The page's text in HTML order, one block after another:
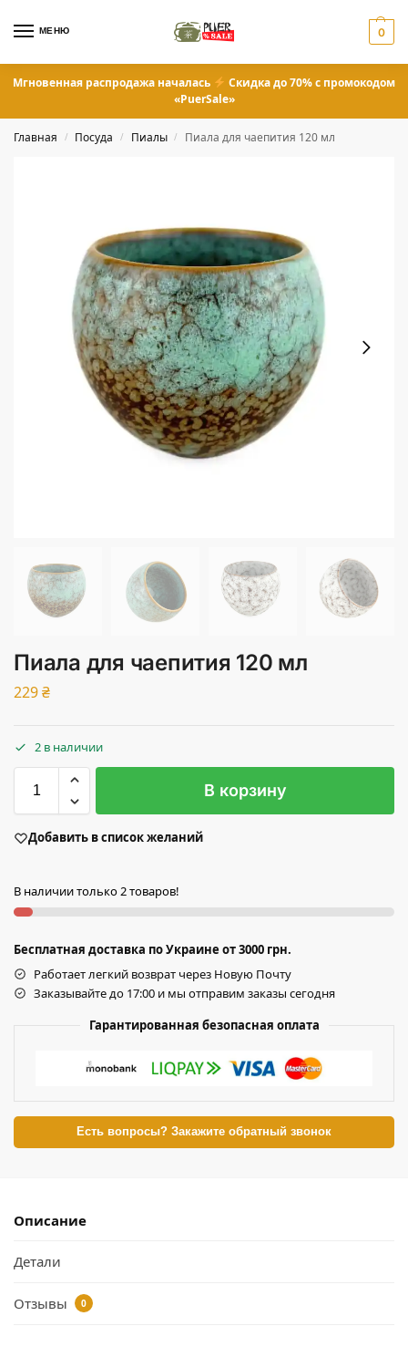
МЕНЮ 0
Мгновенная распродажа началась
Скидка до 70% с промокодом
«PuerSale»
Главная / Посуда / Пиалы / Пиала для чаепития 120 мл
Пиала для чаепития 120 мл
229₴
2 в наличии
В корзину
Добавить в список желаний
В наличии только 2 товаров!
Бесплатная доставка по Украине от 3000 грн.
Работает легкий возврат через Новую Почту
Заказывайте до 17:00 и мы отправим заказы сегодня
Гарантированная безопасная оплата
Есть вопросы? Закажите обратный звонок
Описание
Детали
Отзывы 0